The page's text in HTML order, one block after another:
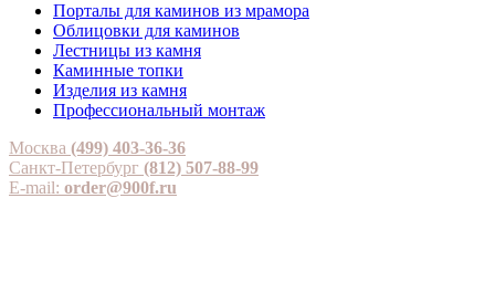
Порталы для каминов из мрамора
Облицовки для каминов
Лестницы из камня
Каминные топки
Изделия из камня
Профессиональный монтаж
Москва (499) 403-36-36
Санкт-Петербург (812) 507-88-99
E-mail: order@900f.ru